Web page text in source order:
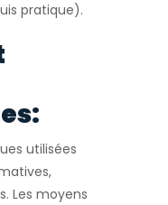
pratique).
utilisées
Les moyens